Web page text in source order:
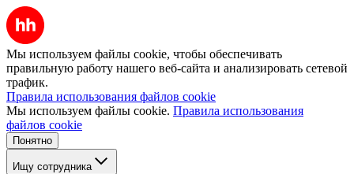
Мы используем файлы cookie, чтобы обеспечивать
правильную работу нашего веб-сайта и анализировать сетевой
трафик.
Правила использования файлов cookie
Мы используем файлы cookie. Правила использования
файлов cookie
Понятно
Ищу сотрудника